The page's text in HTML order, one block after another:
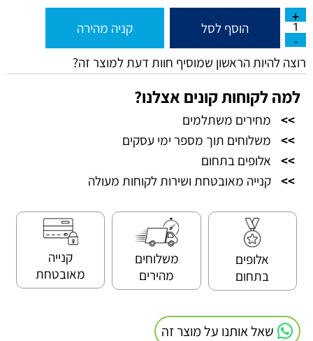
הוסף לסל קניה מהירה
רוצה להיות הראשון שמוסיף חוות דעת למוצר זה?
למה לקוחות קונים אצלנו?
>>
מחירים משתלמים
>>
משלוחים תוך מספר ימי עסקים
>>
אלופים בתחום
>> קנייה מאובטחת ושירות לקוחות מעולה
אלופים
בתחום
משלוחים
מהירים
קנייה
מאובטחת
שאל אותנו על מוצר זה